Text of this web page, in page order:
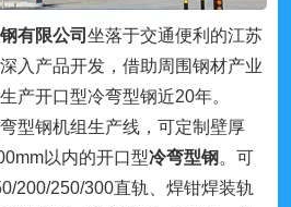
有限公司 坐落于交通便利的江苏
入产品开发，借助周围钢材产业
产开口型冷弯型钢近20年。
型钢机组生产线，可定制壁厚
以内的开口型冷弯型钢 。可
200/250/300直轨、焊钳焊装轨